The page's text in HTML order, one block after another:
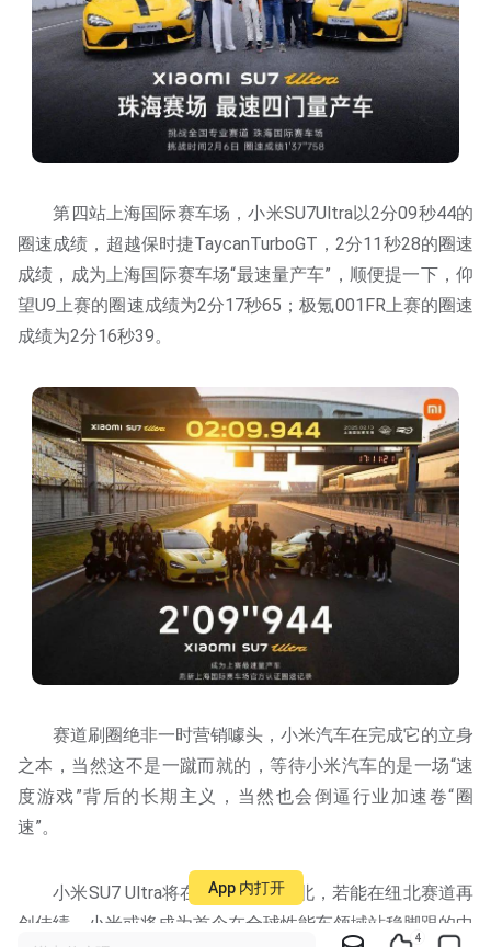
第四站上海国际赛车场，小米SU7Ultra以2分09秒44的
圈速成绩，超越保时捷TaycanTurboGT，2分11秒28的圈速
成绩，成为上海国际赛车场“最速量产车”，顺便提一下，仰
望U9上赛的圈速成绩为2分17秒65；极氪001FR上赛的圈速
成绩为2分16秒39。
赛道刷圈绝非一时营销噱头，小米汽车在完成它的立身
之本，当然这不是一蹴而就的，等待小米汽车的是一场“速
度游戏”背后的长期主义，当然也会倒逼行业加速卷“圈
速”。
小米SU7 Ultra将在3月份挑战纽北，若能在纽北赛道再
创佳绩，小米或将成为首个在全球性能车领域站稳脚跟的中
App 内打开
4